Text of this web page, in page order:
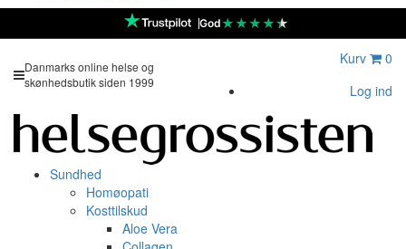
God★★★★★
Danmarks online helse og
skønhedsbutik siden 1999
Kurv
0
Log ind
Sundhed
Homøopati
Kosttilskud
Aloe Vera